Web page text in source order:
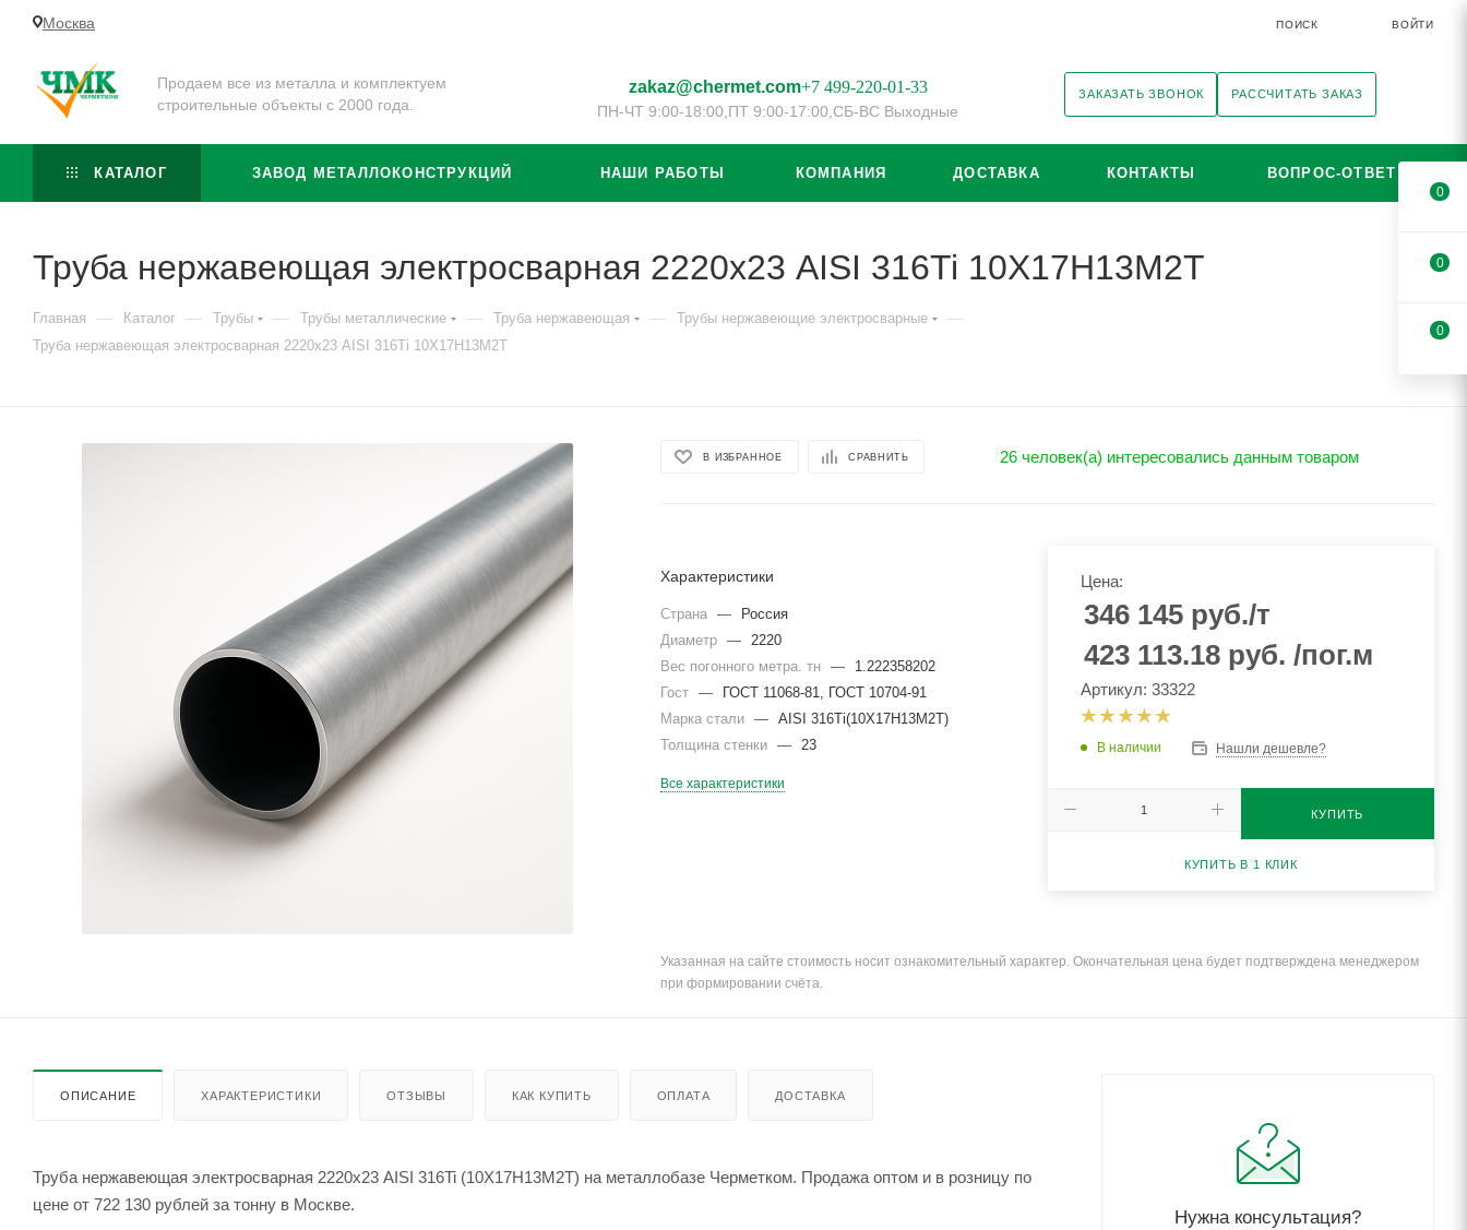
Москва ПОИСК ВОЙТИ
Продаем все из металла и комплектуем
строительные объекты с 2000 года.
zakaz@chermet.com+7 499-220-01-33
ПН-ЧТ 9:00-18:00, ПТ 9:00-17:00, СБ-ВС Выходные
ЗАКАЗАТЬ ЗВОНОК РАССЧИТАТЬ ЗАКАЗ
КАТАЛОГ ЗАВОД МЕТАЛЛОКОНСТРУКЦИЙ НАШИ РАБОТЫ КОМПАНИЯ ДОСТАВКА КОНТАКТЫ ВОПРОС-ОТВЕТ
Труба нержавеющая электросварная 2220х23 AISI 316Ti 10Х17Н13М2Т
Главная — Каталог — Трубы — Трубы металлические — Труба нержавеющая — Трубы нержавеющие электросварные —
Труба нержавеющая электросварная 2220х23 AISI 316Ti 10Х17Н13М2Т
В ИЗБРАННОЕ СРАВНИТЬ 26 человек(а) интересовались данным товаром
Характеристики
Страна —
Россия
Диаметр
—
2220
Вес погонного метра. тн
—
1.222358202
Гост
—
ГОСТ 11068-81, ГОСТ 10704-91
Марка стали
—
AISI 316Ti(10Х17Н13М2Т)
Толщина стенки
— 23
Все характеристики
Цена:
346 145руб./т
423 113.18 руб. /пог.м
Артикул: 33322
В наличии Нашли дешевле?
КУПИТЬ
КУПИТЬ В 1 КЛИК
Указанная на сайте стоимость носит ознакомительный характер. Окончательная цена будет подтверждена менеджером
при формировании счёта.
ОПИСАНИЕ ХАРАКТЕРИСТИКИ ОТЗЫВЫ КАК КУПИТЬ ОПЛАТА ДОСТАВКА
Труба нержавеющая электросварная 2220х23 AISI 316Ti (10Х17Н13М2Т) на металлобазе Черметком. Продажа оптом и в розницу по
цене от 722 130 рублей за тонну в Москве.
Нужна консультация?
0
0
0